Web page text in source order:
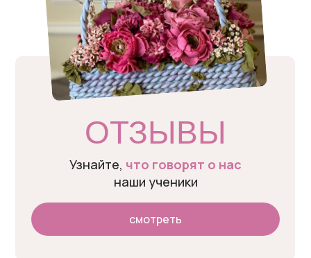
ОТЗЫВЫ
Узнайте, что говорят о нас
наши ученики
cмотреть